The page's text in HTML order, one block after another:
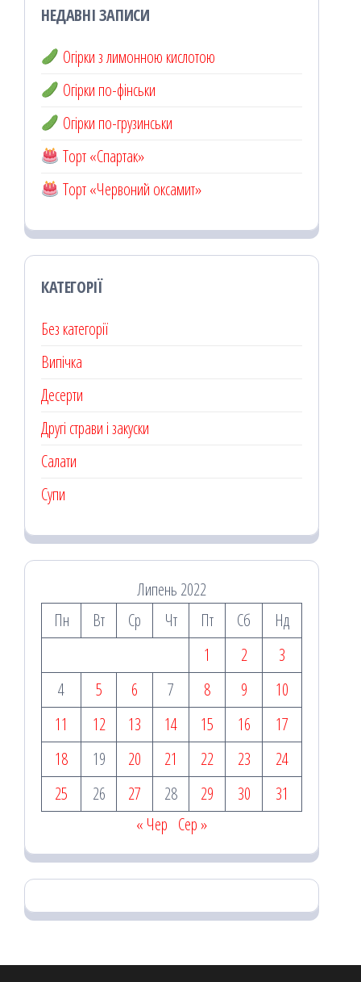
НЕДАВНІ ЗАПИСИ
Огірки з лимонною кислотою
Огірки по-фінськи
Огірки по-грузинськи
Торт «Спартак»
Торт «Червоний оксамит»
КАТЕГОРІЇ
Без категорії
Випічка
Десерти
Другі страви і закуски
Салати
Супи
Липень 2022
Пн
Вт Ср Чт Пт Сб
Нд
1
2
3
4
5 6 7 8 9
10
11
12 13 14 15 16
17
18
19 20 21 22 23
24
25
26 27 28 29 30
31
« Чер Сер »